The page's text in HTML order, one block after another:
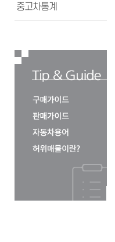
중고차통계